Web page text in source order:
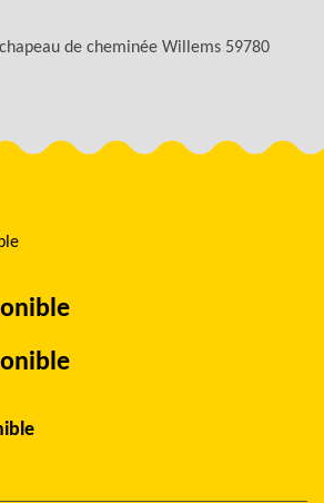
de cheminée Willems 59780